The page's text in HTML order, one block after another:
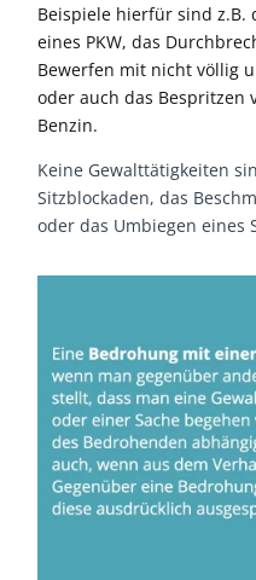
Beispiele hierfür sind z.B.
eines PKW, das
Bewerfen mit nicht völlig
oder auch das Bespritzen
Benzin.
Keine Gewalttätigkeiten
Sitzblockaden, das
oder das Umbiegen eines